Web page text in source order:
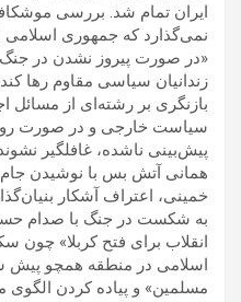
ايران تمام شد. بررسى‌
نمى‌گذارد كه جمهورى اسلامى
«در صورت پيروز نشدن در
زندانيان سياسى‌ مقاوم رها
بازنگرى بر رشته‌اى از
سياست خارجى و در صورت
خمينى، اعتراف آشكار
به شكست در جنگ با صدام
انقلاب براى فتح كربلا»
اسلامى در منطقه همچو پيش
مسلمين» و پیاده كردن الگوى